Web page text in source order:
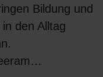
Bildung und
den Alltag